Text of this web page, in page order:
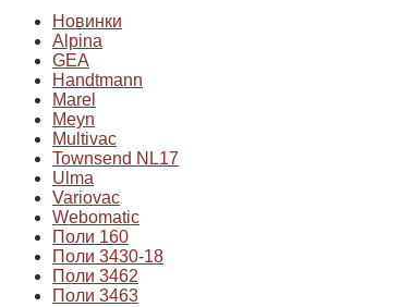
Новинки
Alpina
GEA
Handtmann
Marel
Meyn
Multivac
Townsend NL17
Ulma
Variovac
Webomatic
Поли 160
Поли 3430-18
Поли 3462
Поли 3463